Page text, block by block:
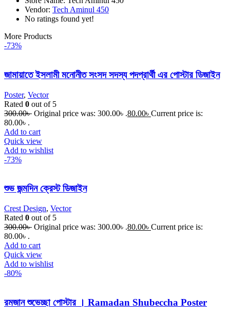
Vendor: Tech Aminul 450
No ratings found yet!
More Products
-73%
জামায়াতে ইসলামী মনোনীত সংসদ সদস্য পদপ্রার্থী এর পোস্টার ডিজাইন
Poster, Vector
Rated 0 out of 5
300.00৳ Original price was: 300.00৳ .80.00৳ Current price is:
80.00৳ .
Add to cart
Quick view
Add to wishlist
-73%
শুভ জন্মদিন ক্রেস্ট ডিজাইন
Crest Design, Vector
Rated 0 out of 5
300.00৳ Original price was: 300.00৳ .80.00৳ Current price is:
80.00৳ .
Add to cart
Quick view
Add to wishlist
-80%
রমজান শুভেচ্ছা পোস্টার । Ramadan Shubeccha Poster